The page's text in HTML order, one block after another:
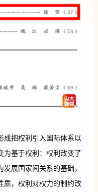
成把权利引入国际体系以
为基于权利：权利改变了
展国家间关系的基础，
质，权利对权力的制约改